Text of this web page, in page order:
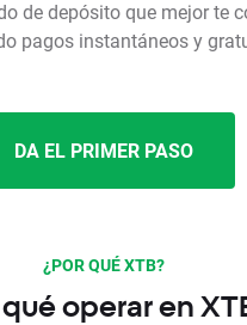
de depósito que mejor te
pagos instantáneos y
DA EL PRIMER PASO
¿POR QUÉ XTB?
operar en